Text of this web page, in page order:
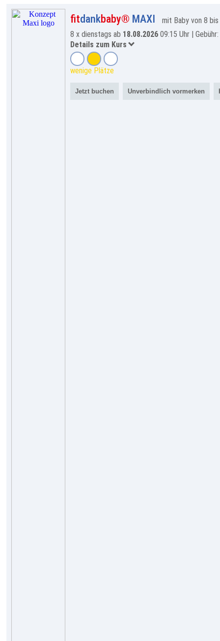
fitdankbaby® MAXI
mit Baby von 8
8 x dienstags ab 18.08.2026 09:15 Uhr |
Details zum Kurs
wenige Plätze
Jetzt buchen Unverbindlich vormerken